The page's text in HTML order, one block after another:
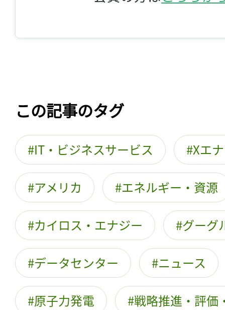
この記事のタグ
IT・ビジネスサービス Xエ
アメリカ エネルギー・資源
カイロス・エナジー グーグ
データセンター ニュース
原子力発電 戦略推進・評価